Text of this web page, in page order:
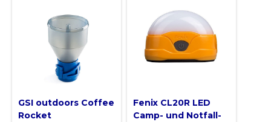
GSI outdoors Coffee
Rocket
Fenix CL20R LED
Camp- und Notfall-